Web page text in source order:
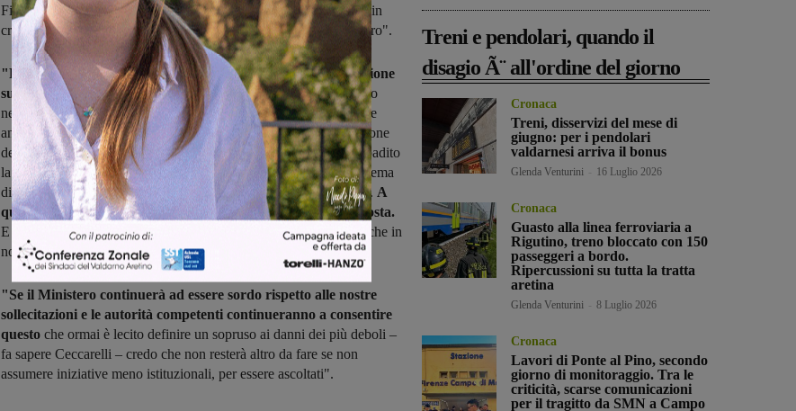
Firenze Campo Marte, che, posticipato di soli 5 minuti, ha messo in
crisi decine di lavoratori impossibilitati ad entrare in orario al lavoro".
"Proprio per poter affrontare in modo costruttivo una riflessione
sui temi accennati – ricorda l'assessore Ceccarelli –le ho scritto
nello scorso mese di giugno, per chiedere un incontro da estendere
anche ai comitati dei pendolari, anche e soprattutto in considerazione
delle molte dichiarazioni da lei rilasciate, nelle quali ha sempre ribadito
la centralità dei diritti dei pendolari nelle strategie del governo in tema
di trasporto pubblico, con particolare riferimento a quello su ferro. A
questa lettera non ho ricevuto, come di consueto, alcuna risposta.
E questo mi sembra ancor più grave, visto che le avevo scritto anche in
nome e per conto dei comitati dei pendolari".
"Se il Ministero continuerà ad essere sordo rispetto alle nostre
sollecitazioni e le autorità competenti continueranno a consentire
questo che ormai è lecito definire un sopruso ai danni dei più deboli –
fa sapere Ceccarelli – credo che non resterà altro da fare se non
assumere iniziative meno istituzionali, per essere ascoltati".
Treni e pendolari, quando il
disagio Ã¨ all'ordine del giorno
Cronaca
Treni, disservizi del mese di
giugno: per i pendolari
valdarnesi arriva il bonus
Glenda Venturini 16 Luglio 2026
Cronaca
Guasto alla linea ferroviaria a
Rigutino, treno bloccato con 150
passeggeri a bordo.
Ripercussioni su tutta la tratta
aretina
Glenda Venturini 8 Luglio 2026
Cronaca
Lavori di Ponte al Pino, secondo
giorno di monitoraggio. Tra le
criticità, scarse comunicazioni
per il tragitto da SMN a Campo